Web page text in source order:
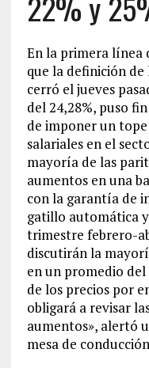
En la primera línea
que la definición de
cerró el jueves
del 24,28%, puso
de imponer un tope
salariales en el
mayoría de las
aumentos en una
con la garantía de
gatillo automática
trimestre febrero-
discutirán la
en un promedio del
de los precios por
obligará a revisar
aumentos», alertó
mesa de